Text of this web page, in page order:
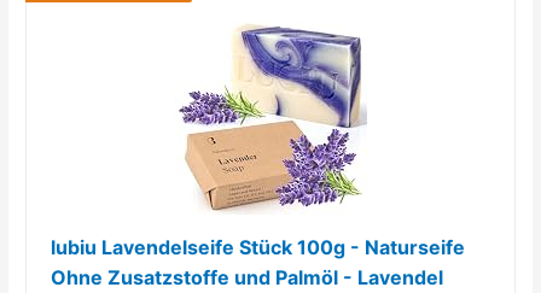
lubiu Lavendelseife Stück 100g - Naturseife
Ohne Zusatzstoffe und Palmöl - Lavendel